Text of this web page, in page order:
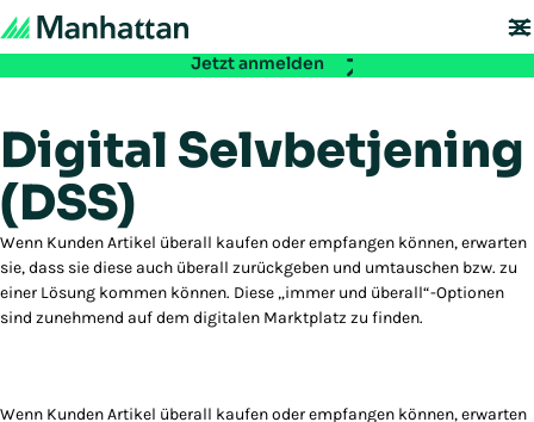
Jetzt anmelden
Digital Selvbetjening
(DSS)
Wenn Kunden Artikel überall kaufen oder empfangen können, erwarten
sie, dass sie diese auch überall zurückgeben und umtauschen bzw. zu
einer Lösung kommen können. Diese „immer und überall“-Optionen
sind zunehmend auf dem digitalen Marktplatz zu finden.
Wenn Kunden Artikel überall kaufen oder empfangen können, erwarten